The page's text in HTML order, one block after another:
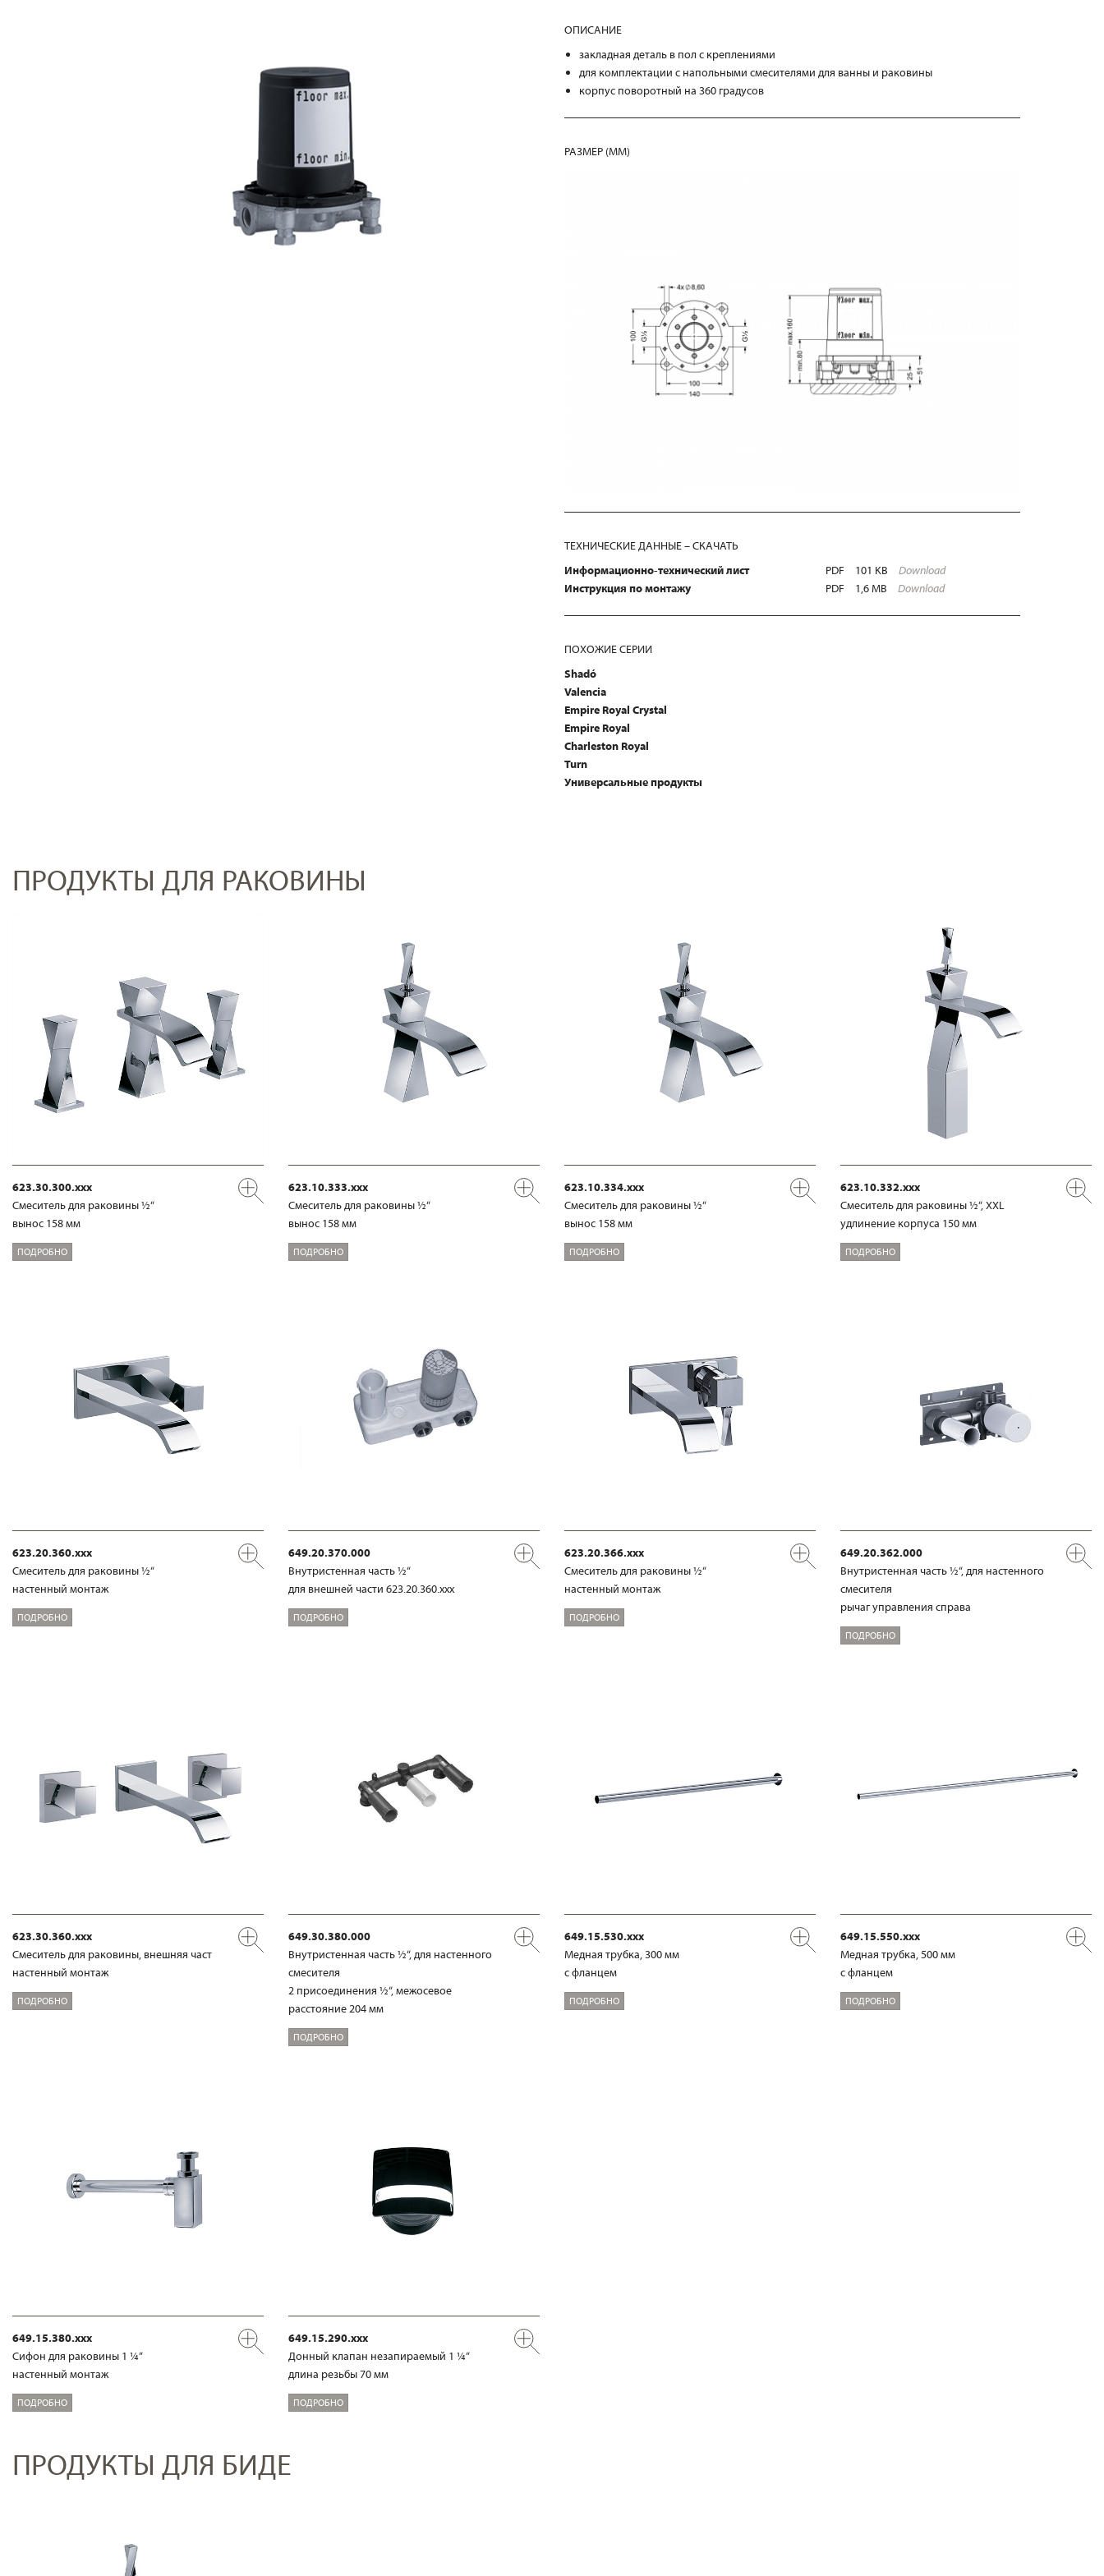
ОПИСАНИЕ
закладная деталь в пол с креплениями
для комплектации с напольными смесителями для ванны и раковины
корпус поворотный на 360 градусов
РАЗМЕР (MM)
ТЕХНИЧЕСКИЕ ДАННЫЕ – СКАЧАТЬ
Информационно-технический лист
PDF 101 KB
Download
Инструкция по монтажу
PDF 1,6 MB Download
ПОХОЖИЕ СЕРИИ
Shadó
Valencia
Empire Royal Crystal
Empire Royal
Charleston Royal
Turn
Универсальные продукты
ПРОДУКТЫ ДЛЯ РАКОВИНЫ
623.30.300.xxx
Смеситель для раковины ½“
вынос 158 мм
ПОДРОБНО
623.10.333.xxx
Смеситель для раковины ½“
вынос 158 мм
ПОДРОБНО
623.10.334.xxx
Смеситель для раковины ½“
вынос 158 мм
ПОДРОБНО
623.10.332.xxx
Смеситель для раковины ½“, XXL
удлинение корпуса 150 мм
ПОДРОБНО
623.20.360.xxx
Смеситель для раковины ½“
настенный монтаж
ПОДРОБНО
649.20.370.000
Внутристенная часть ½“
для внешней части 623.20.360.xxx
ПОДРОБНО
623.20.366.xxx
Смеситель для раковины ½“
настенный монтаж
ПОДРОБНО
649.20.362.000
Внутристенная часть ½“, для настенного
смесителя
рычаг управления справа
ПОДРОБНО
623.30.360.xxx
Смеситель для раковины, внешняя част
настенный монтаж
ПОДРОБНО
649.30.380.000
Внутристенная часть ½“, для настенного
смесителя
2 присоединения ½“, межосевое
расстояние 204 мм
ПОДРОБНО
649.15.530.xxx
Медная трубка, 300 мм
с фланцем
ПОДРОБНО
649.15.550.xxx
Медная трубка, 500 мм
с фланцем
ПОДРОБНО
649.15.380.xxx
Сифон для раковины 1 ¼“
настенный монтаж
ПОДРОБНО
649.15.290.xxx
Донный клапан незапираемый 1 ¼“
длина резьбы 70 мм
ПОДРОБНО
ПРОДУКТЫ ДЛЯ БИДЕ